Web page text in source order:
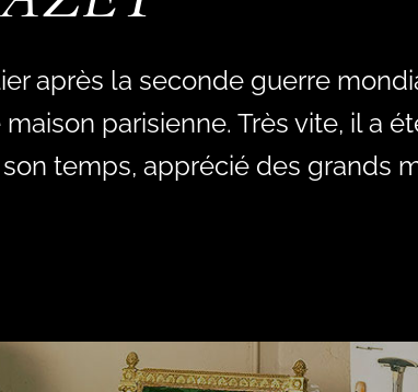
après la seconde guerre
parisienne. Très vite, il a
temps, apprécié des grands